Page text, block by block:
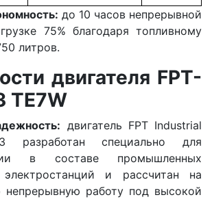
до 10 часов непрерывной
75% благодаря топливному
литров.
двигателя FPT-
TE7W
двигатель FPT Industrial
разработан специально для
в составе промышленных
и рассчитан на
непрерывную работу под высокой